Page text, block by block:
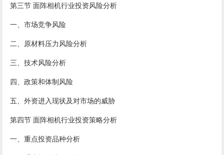
第三节 面阵相机行业投资风险分析
一、市场竞争风险
二、原材料压力风险分析
三、技术风险分析
四、政策和体制风险
五、外资进入现状及对市场的威胁
第四节 面阵相机行业投资策略分析
一、重点投资品种分析